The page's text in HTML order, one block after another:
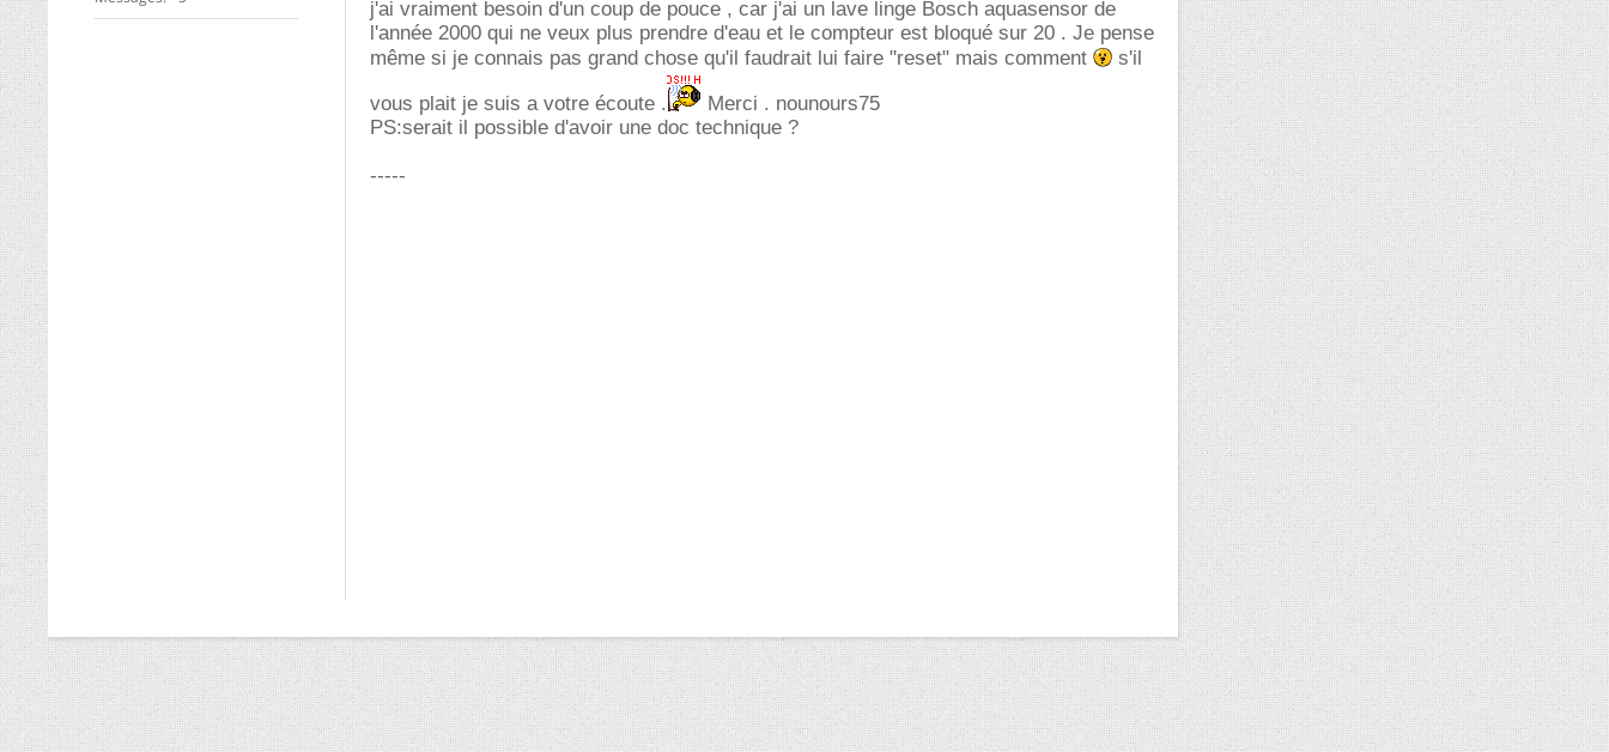
j'ai vraiment besoin d'un coup de pouce , car j'ai un lave linge Bosch aquasensor de
l'année 2000 qui ne veux plus prendre d'eau et le compteur est bloqué sur 20 . Je pense
même si je connais pas grand chose qu'il faudrait lui faire "reset" mais comment
s'il
vous plait je suis a votre écoute .
Merci . nounours75
PS:serait il possible d'avoir une doc technique ?
-----